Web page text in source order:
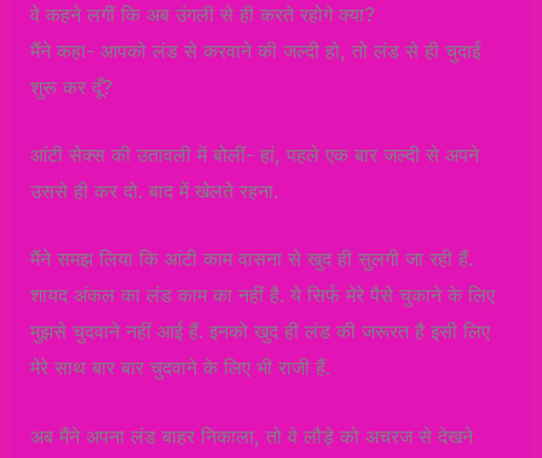
वे कहने लगीं कि अब उंगली से ही करते रहोगे क्या?
मैंने कहा- आपको लंड से करवाने की जल्दी हो, तो लंड से ही चुदाई
शुरू कर दूँ?
आंटी सेक्स की उतावली में बोलीं- हां, पहले एक बार जल्दी से अपने
उससे ही कर दो. बाद में खेलते रहना.
मैंने समझ लिया कि आंटी काम वासना से खुद ही सुलगी जा रही हैं.
शायद अंकल का लंड काम का नहीं है. ये सिर्फ मेरे पैसे चुकाने के लिए
मुझसे चुदवाने नहीं आई हैं. इनको खुद ही लंड की जरूरत है इसी लिए
मेरे साथ बार बार चुदवाने के लिए भी राजी हैं.
अब मैंने अपना लंड बाहर निकाला, तो वे लौड़े को अचरज से देखने